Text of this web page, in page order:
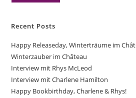
Recent Posts
Happy Releaseday, Winterträume im
Winterzauber im Château
Interview mit Rhys McLeod
Interview mit Charlene Hamilton
Happy Bookbirthday, Charlene & Rhys!